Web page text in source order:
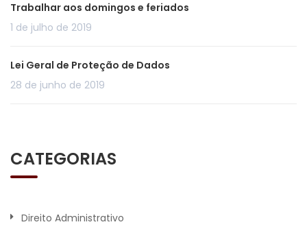
Trabalhar aos domingos e feriados
1 de julho de 2019
Lei Geral de Proteção de Dados
28 de junho de 2019
CATEGORIAS
Direito Administrativo